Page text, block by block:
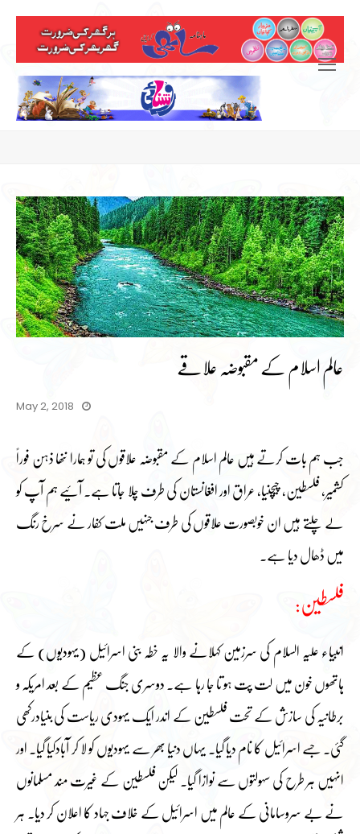
عالم اسلام کے مقبوضہ علاقے
May 2, 2018
جب ہم بات کرتے ہیں عالم اسلام کے مقبوضہ علاقوں کی تو ہمارا ننھا ذہن فوراً
کشمیر، فلسطین، چیچنیا، عراق اور افغانستان کی طرف چلا جاتا ہے۔ آئیے ہم آپ کو
لے چلتے ہیں ان خوبصورت علاقوں کی طرف جنہیں ملت کفار نے سرخ رنگ
میں ڈھال دیا ہے۔
فلسطین:
انبیاء علیہ السلام کی سرزمین کہلانے والا یہ خطہ بنی اسرائیل (یہودیوں) کے
ہاتھوں خون میں لت پت ہو تا جا رہا ہے۔ دوسری جنگ عظیم کے بعد امریکہ و
برطانیہ کی سازش کے تحت فلسطین کے اندر ایک یہودی ریاست کی بنیادرکھی
گئی۔ جسے اسرائیل کا نام دیا گیا۔ یہاں دنیا بھر سے یہودیوں کو لا کر آبادکیا گیا۔ اور
انہیں ہر طرح کی سہولتوں سے نوازا گیا۔ لیکن فلسطین کے غیرت مند مسلمانوں
نے بے سروسامانی کے عالم میں اسرائیل کے خلاف جہاد کا اعلان کر دیا۔ ہر